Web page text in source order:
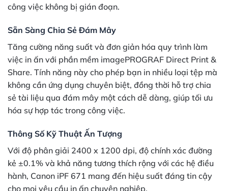
công việc không bị gián đoạn.
Sẵn Sàng Chia Sẻ Đám Mây
Tăng cường năng suất và đơn giản hóa quy trình làm
việc in ấn với phần mềm imagePROGRAF Direct Print &
Share. Tính năng này cho phép bạn in nhiều loại tệp mà
không cần ứng dụng chuyên biệt, đồng thời hỗ trợ chia
sẻ tài liệu qua đám mây một cách dễ dàng, giúp tối ưu
hóa sự hợp tác trong công việc.
Thông Số Kỹ Thuật Ấn Tượng
Với độ phân giải 2400 x 1200 dpi, độ chính xác đường
kẻ ±0.1% và khả năng tương thích rộng với các hệ điều
hành, Canon iPF 671 mang đến hiệu suất đáng tin cậy
cho mọi yêu cầu in ấn chuyên nghiệp.